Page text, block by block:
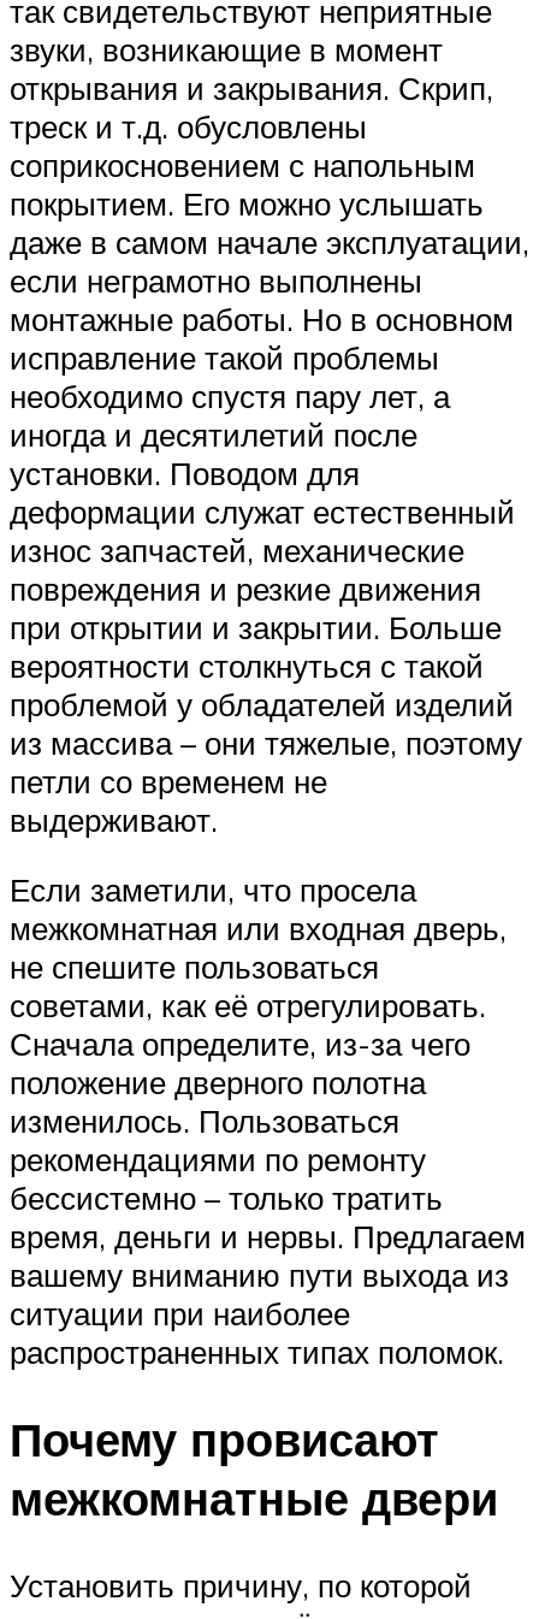
так свидетельствуют неприятные
звуки, возникающие в момент
открывания и закрывания. Скрип,
треск и т.д. обусловлены
соприкосновением с напольным
покрытием. Его можно услышать
даже в самом начале эксплуатации,
если неграмотно выполнены
монтажные работы. Но в основном
исправление такой проблемы
необходимо спустя пару лет, а
иногда и десятилетий после
установки. Поводом для
деформации служат естественный
износ запчастей, механические
повреждения и резкие движения
при открытии и закрытии. Больше
вероятности столкнуться с такой
проблемой у обладателей изделий
из массива – они тяжелые, поэтому
петли со временем не
выдерживают.
Если заметили, что просела
межкомнатная или входная дверь,
не спешите пользоваться
советами, как её отрегулировать.
Сначала определите, из-за чего
положение дверного полотна
изменилось. Пользоваться
рекомендациями по ремонту
бессистемно – только тратить
время, деньги и нервы. Предлагаем
вашему вниманию пути выхода из
ситуации при наиболее
распространенных типах поломок.
Почему провисают
межкомнатные двери
Установить причину, по которой